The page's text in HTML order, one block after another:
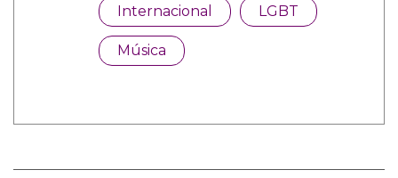
Internacional LGBT
Música